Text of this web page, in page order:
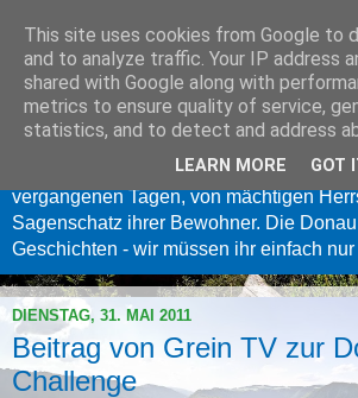
Donau
Langsam fließt sie dahin, die Donau -
Geschichtenerzählerinnen Europas. Wer
sanften Säuseln lauscht, dem erzählt sie
vergangenen Tagen, von mächtigen
Sagenschatz ihrer Bewohner. Die
Geschichten - wir müssen ihr einfach
DIENSTAG, 31. MAI 2011
Beitrag von Grein TV zur
Challenge
This site uses cookies from Google to
and to analyze traffic. Your IP address
shared with Google along with
metrics to ensure quality of service,
statistics, and to detect and address
LEARN MORE GOT